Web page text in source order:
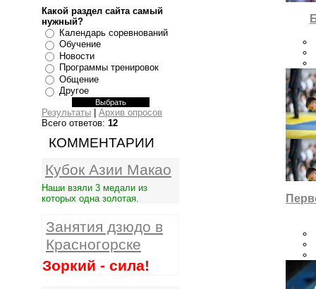
Какой раздел сайта самый
нужный?
Календарь соревнований
Обучение
Новости
Программы тренировок
Общение
Другое
Результаты
Архив опросов
Всего ответов: 12
КОММЕНТАРИИ
Кубок Азии Макао
Наши взяли 3 медали из
которых одна золотая.
Занятия дзюдо в
Красногорске
Зоркий - сила!